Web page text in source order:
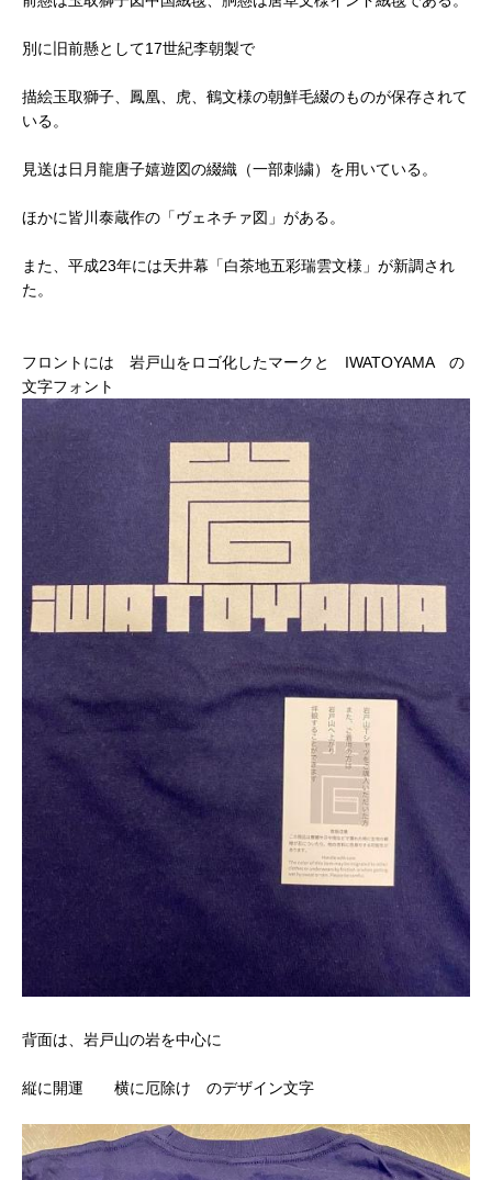
別に旧前懸として17世紀李朝製で
描絵玉取獅子、鳳凰、虎、鶴文様の朝鮮毛綴のものが保存されて
いる。
見送は日月龍唐子嬉遊図の綴織（一部刺繍）を用いている。
ほかに皆川泰蔵作の「ヴェネチァ図」がある。
また、平成23年には天井幕「白茶地五彩瑞雲文様」が新調され
た。
フロントには 岩戸山をロゴ化したマークと IWATOYAMA の
文字フォント
背面は、岩戸山の岩を中心に
縦に開運 横に厄除け のデザイン文字